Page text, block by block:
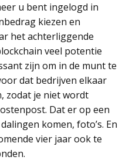
u bent ingelogd in
kiezen en
het achterliggende
veel potentie
zijn om in de munt te
dat bedrijven elkaar
zodat je niet wordt
Dat er op een
komen, foto’s. En
vier jaar ook te